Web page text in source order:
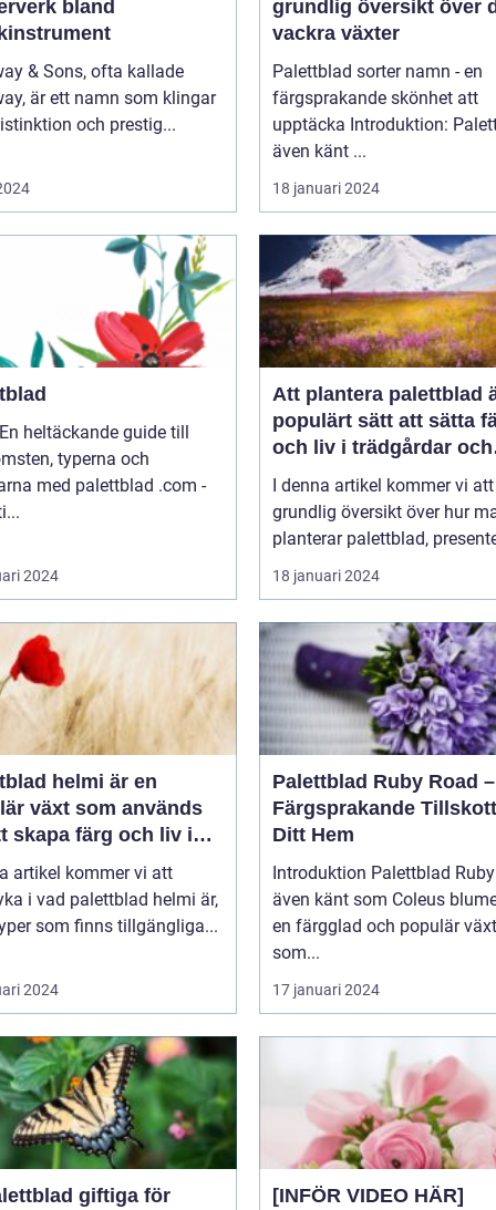
bland
& Sons, ofta kallade
är ett namn som klingar
och prestig...
grundlig översikt över
vackra växter
Palettblad sorter namn - en
färgsprakande skönhet att
upptäcka Introduktion: Palettblad,
även känt ...
18 januari 2024
heltäckande guide till
typerna och
med palettblad .com -
2024
Att plantera palettblad
populärt sätt att sätta
och liv i trädgårdar och
inomhusmiljöer
I denna artikel kommer vi
grundlig översikt över hur
planterar palettblad,
18 januari 2024
helmi är en
växt som används
skapa färg och liv i
trädgårdar
artikel kommer vi att
i vad palettblad helmi är,
som finns tillgängliga...
2024
Palettblad Ruby Road
Färgsprakande
Ditt Hem
Introduktion Palettblad Ruby Road,
även känt som Coleus
en färgglad och populär växt
som...
17 januari 2024
giftiga för
[INFÖR VIDEO HÄR]